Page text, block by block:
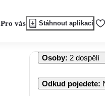
Pro vás Stáhnout aplikaci
Osoby: 2 dospělí
Odkud pojedete: